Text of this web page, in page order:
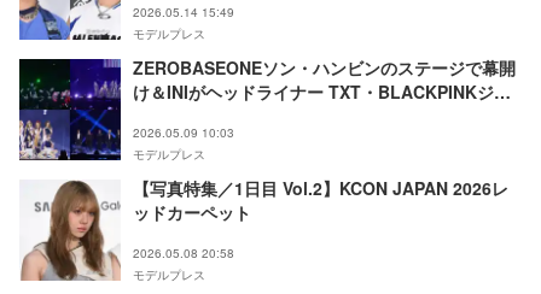
2026.05.14 15:49
モデルプレス
ZEROBASEONEソン・ハンビンのステージで幕開
け＆INIがヘッドライナー TXT・BLACKPINKジェ
【KCON JAPAN 2026／Mカウントダウン1日目セ
ットリスト】
2026.05.09 10:03
モデルプレス
【写真特集／1日目 Vol.2】KCON JAPAN 2026レ
ッドカーペット
2026.05.08 20:58
モデルプレス